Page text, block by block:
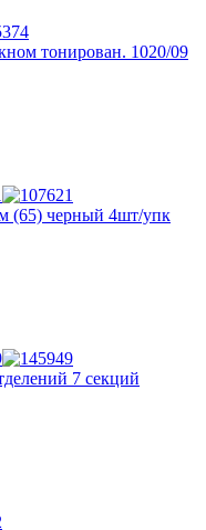
тонирован. 1020/09
(65) черный 4шт/упк
7 секций